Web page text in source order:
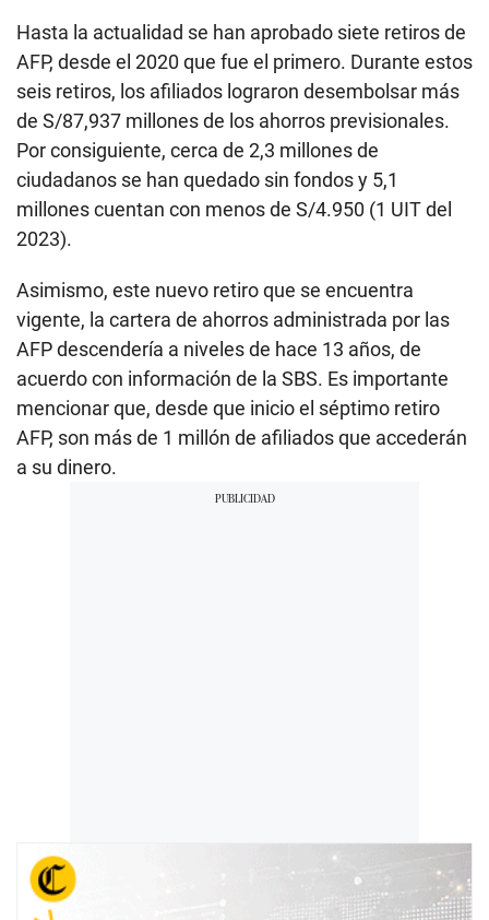
Hasta la actualidad se han aprobado siete retiros de
AFP, desde el 2020 que fue el primero. Durante estos
seis retiros, los afiliados lograron desembolsar más
de S/87,937 millones de los ahorros previsionales.
Por consiguiente, cerca de 2,3 millones de
ciudadanos se han quedado sin fondos y 5,1
millones cuentan con menos de S/4.950 (1 UIT del
2023).
Asimismo, este nuevo retiro que se encuentra
vigente, la cartera de ahorros administrada por las
AFP descendería a niveles de hace 13 años, de
acuerdo con información de la SBS. Es importante
mencionar que, desde que inicio el séptimo retiro
AFP, son más de 1 millón de afiliados que accederán
a su dinero.